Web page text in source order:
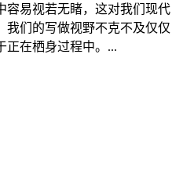
容易视若无睹，这对我们现代
我们的写做视野不克不及仅仅
正在栖身过程中。...